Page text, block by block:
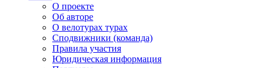
О проекте
Об авторе
О велотурах турах
Сподвижники (команда)
Правила участия
Юридическая информация